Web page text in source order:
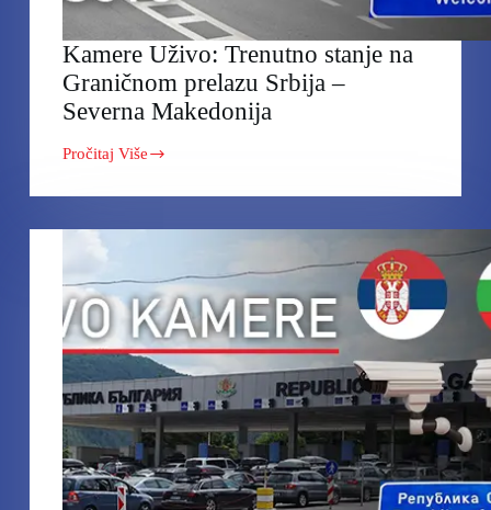
Kamere Uživo: Trenutno stanje na
Graničnom prelazu Srbija –
Severna Makedonija
Pročitaj Više
Kamere
Trenutno
Srbija
–
Severna
Makedonija